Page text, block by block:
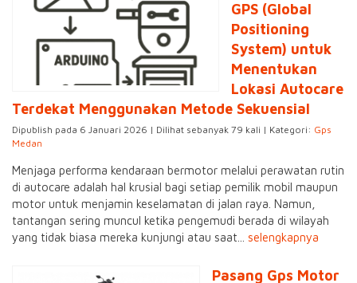
GPS (Global
Positioning
System) untuk
Menentukan
Lokasi Autocare
Terdekat Menggunakan Metode Sekuensial
Dipublish pada 6 Januari 2026 | Dilihat sebanyak 79 kali | Kategori: Gps
Medan
Menjaga performa kendaraan bermotor melalui perawatan rutin
di autocare adalah hal krusial bagi setiap pemilik mobil maupun
motor untuk menjamin keselamatan di jalan raya. Namun,
tantangan sering muncul ketika pengemudi berada di wilayah
yang tidak biasa mereka kunjungi atau saat... selengkapnya
Pasang Gps Motor